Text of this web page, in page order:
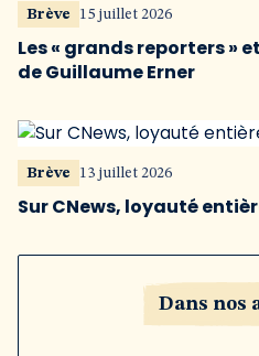
Brève 15 juillet 2026
Les « grands reporters » et
de Guillaume Erner
Brève 13 juillet 2026
Sur CNews, loyauté
Dans nos